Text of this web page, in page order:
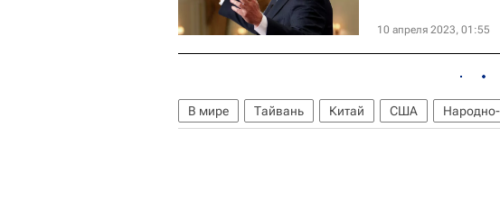
10 апреля 2023, 01:55
В мире Тайвань Китай США